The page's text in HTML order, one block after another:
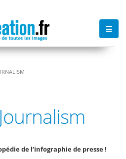
de l’infographie de presse !